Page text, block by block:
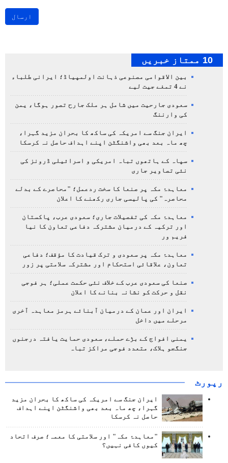
ارسال
10 ممتاز خبریں
بین الاقوامی مصنوعی ذہانت اولمپیاڈ؛ ایرانی طلباء
نے 4 تمغے جیت لیے
سعودی جارحیت میں شامل ہر ملک جارح تصور ہوگا، یمن
کی وارننگ
ایران جنگ سے امریکہ کی ساکھ کا بحران مزید گہرا،
چھ ماہ بعد بھی واشنگٹن اپنے اہداف حاصل نہ کرسکا
سپاہ کے ہاتھوں تباہ امریکی و اسرائیلی ڈرونز کی
نئی تصاویر جاری
معاہدۂ مکہ پر صنعا کا سخت ردعمل؛ "محاصرے کے بدلے
محاصرہ" کی پالیسی جاری رکھنے کا اعلان
معاہدۂ مکہ کی تفصیلات جاری؛ سعودی عرب، پاکستان
اور ترکیہ کے درمیان مشترکہ دفاعی تعاون کا نیا
فریم ور
معاہدۂ مکہ پر سعودی و ترک قیادت کا مؤقف؛ دفاعی
تعاون، علاقائی استحکام اور مشترکہ سلامتی پر زور
صنعا کی سعودی عرب کے خلاف نئی حکمت عملی؛ ہر فوجی
نقل و حرکت کو نشانہ بنانے کا اعلان
ایران اور عمان کے درمیان آبنائے ہرمز معاہدہ آخری
مرحلے میں داخل
یمنی افواج کے بڑے حملے، سعودی حمایت یافتہ درجنوں
جنگجو ہلاک، متعدد فوجی مراکز تباہ
رپورٹ
ایران جنگ سے امریکہ کی ساکھ کا بحران مزید
گہرا، چھ ماہ بعد بھی واشنگٹن اپنے اہداف
حاصل نہ کرسکا
"معاہدۂ مکہ" اور سلامتی کا معمہ؛ صرف اتحاد
کیوں کافی نہیں؟